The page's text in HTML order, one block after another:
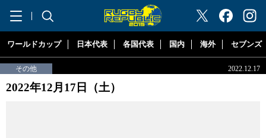
"ラグビーリパブリック"
ワールドカップ 日本代表 各国代表 国内 海外 セブンズ
その他 2022.12.17
2022年12月17日（土）